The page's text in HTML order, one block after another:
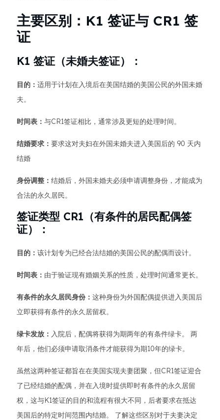
主要区别：K1 签证与 CR1 签
证
K1 签证（未婚夫签证）：
目的： 适用于计划在入境后在美国结婚的美国公民的外国未婚
夫。
时间表： 与CR1签证相比，通常涉及更短的处理时间。
结婚要求： 要求这对夫妇在外国未婚夫进入美国后的 90 天内
结婚
身份调整： 结婚后，外国未婚夫必须申请调整身份，才能成为
合法的永久居民。
签证类型 CR1（有条件的居民配偶签
证）：
目的： 该计划专为已经合法结婚的美国公民的配偶而设计。
时间表： 由于验证现有婚姻关系的性质，处理时间通常更长。
有条件的永久居民身份： 这种身份为外国配偶提供进入美国后
立即获得有条件的永久居留权。
绿卡发放： 入院后，配偶将获得为期两年的有条件绿卡。 两
年后，他们必须申请取消条件才能获得为期10年的绿卡。
虽然这两种签证都旨在在美国实现夫妻团聚，但CR1签证迎合
了已经结婚的配偶，并在入境时提供即时有条件的永久居留
权，这与K1签证的目的和流程有很大不同，后者要求在抵达
美国后的特定时间范围内结婚。 了解这些区别对于夫妻决定